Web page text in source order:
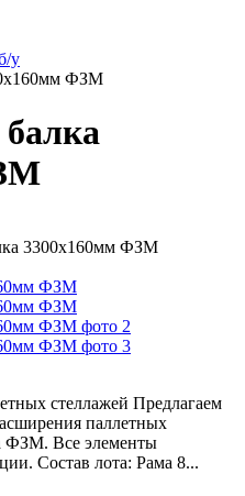
у
ФЗМ
3300х160мм ФЗМ
стеллажей Предлагаем
паллетных
ФЗМ. Все элементы
Состав лота: Рама 8...